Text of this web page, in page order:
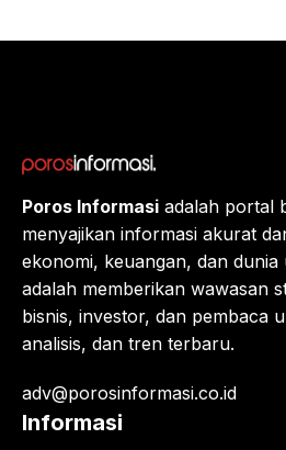
Eropa,
Poros Informasi adalah portal
menyajikan informasi akurat
ekonomi, keuangan, dan dunia
adalah memberikan wawasan
bisnis, investor, dan pembaca
analisis, dan tren terbaru.
adv@porosinformasi.co.id
Informasi